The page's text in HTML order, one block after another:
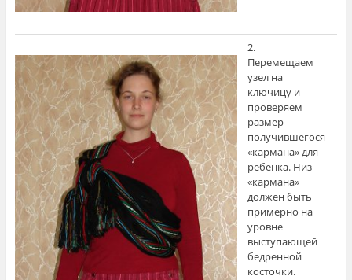
2.
Перемещаем
узел на
ключицу и
проверяем
размер
получившегося
«кармана» для
ребенка. Низ
«кармана»
должен быть
примерно на
уровне
выступающей
бедренной
косточки.